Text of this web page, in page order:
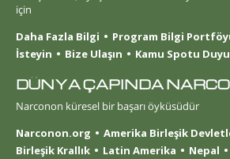
için
Daha Fazla Bilgi
Program Bilgi
İsteyin
Bize Ulaşın Kamu Spotu
DÜNYA ÇAPINDA
Narconon küresel bir başarı öyküsüdür
Narconon.org
Amerika Birleşik
Birleşik Krallık
Latin Amerika Nepal